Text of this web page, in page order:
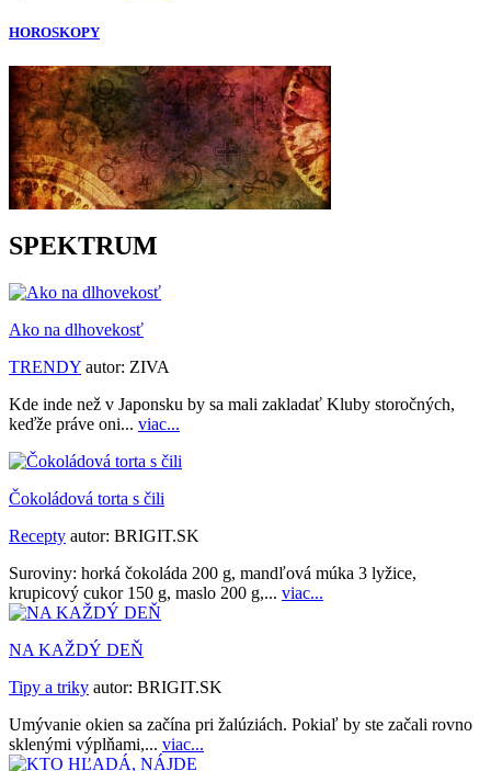
HOROSKOPY
SPEKTRUM
Ako na dlhovekosť
TRENDY autor: ZIVA
Kde inde než v Japonsku by sa mali zakladať Kluby storočných,
keďže práve oni... viac...
Čokoládová torta s čili
Recepty autor: BRIGIT.SK
Suroviny: horká čokoláda 200 g, mandľová múka 3 lyžice,
krupicový cukor 150 g, maslo 200 g,... viac...
NA KAŽDÝ DEŇ
Tipy a triky autor: BRIGIT.SK
Umývanie okien sa začína pri žalúziách. Pokiaľ by ste začali rovno
sklenými výplňami,... viac...